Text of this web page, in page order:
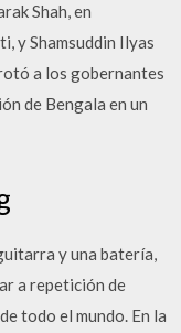
Shah, en
y Shamsuddin Ilyas
a los gobernantes
de Bengala en un
y una batería,
a repetición de
todo el mundo. En la